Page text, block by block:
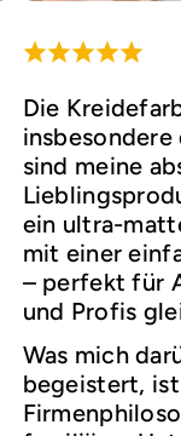
Die
sind meine
ein ultra-
mit einer
– perfekt für
und Profis
Was mich
begeistert,